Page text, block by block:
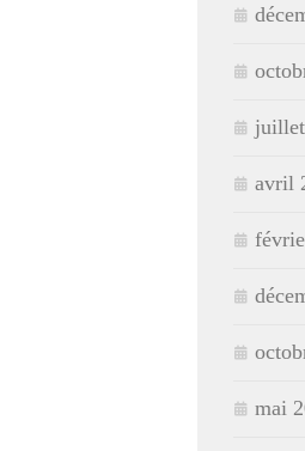
avril
mai